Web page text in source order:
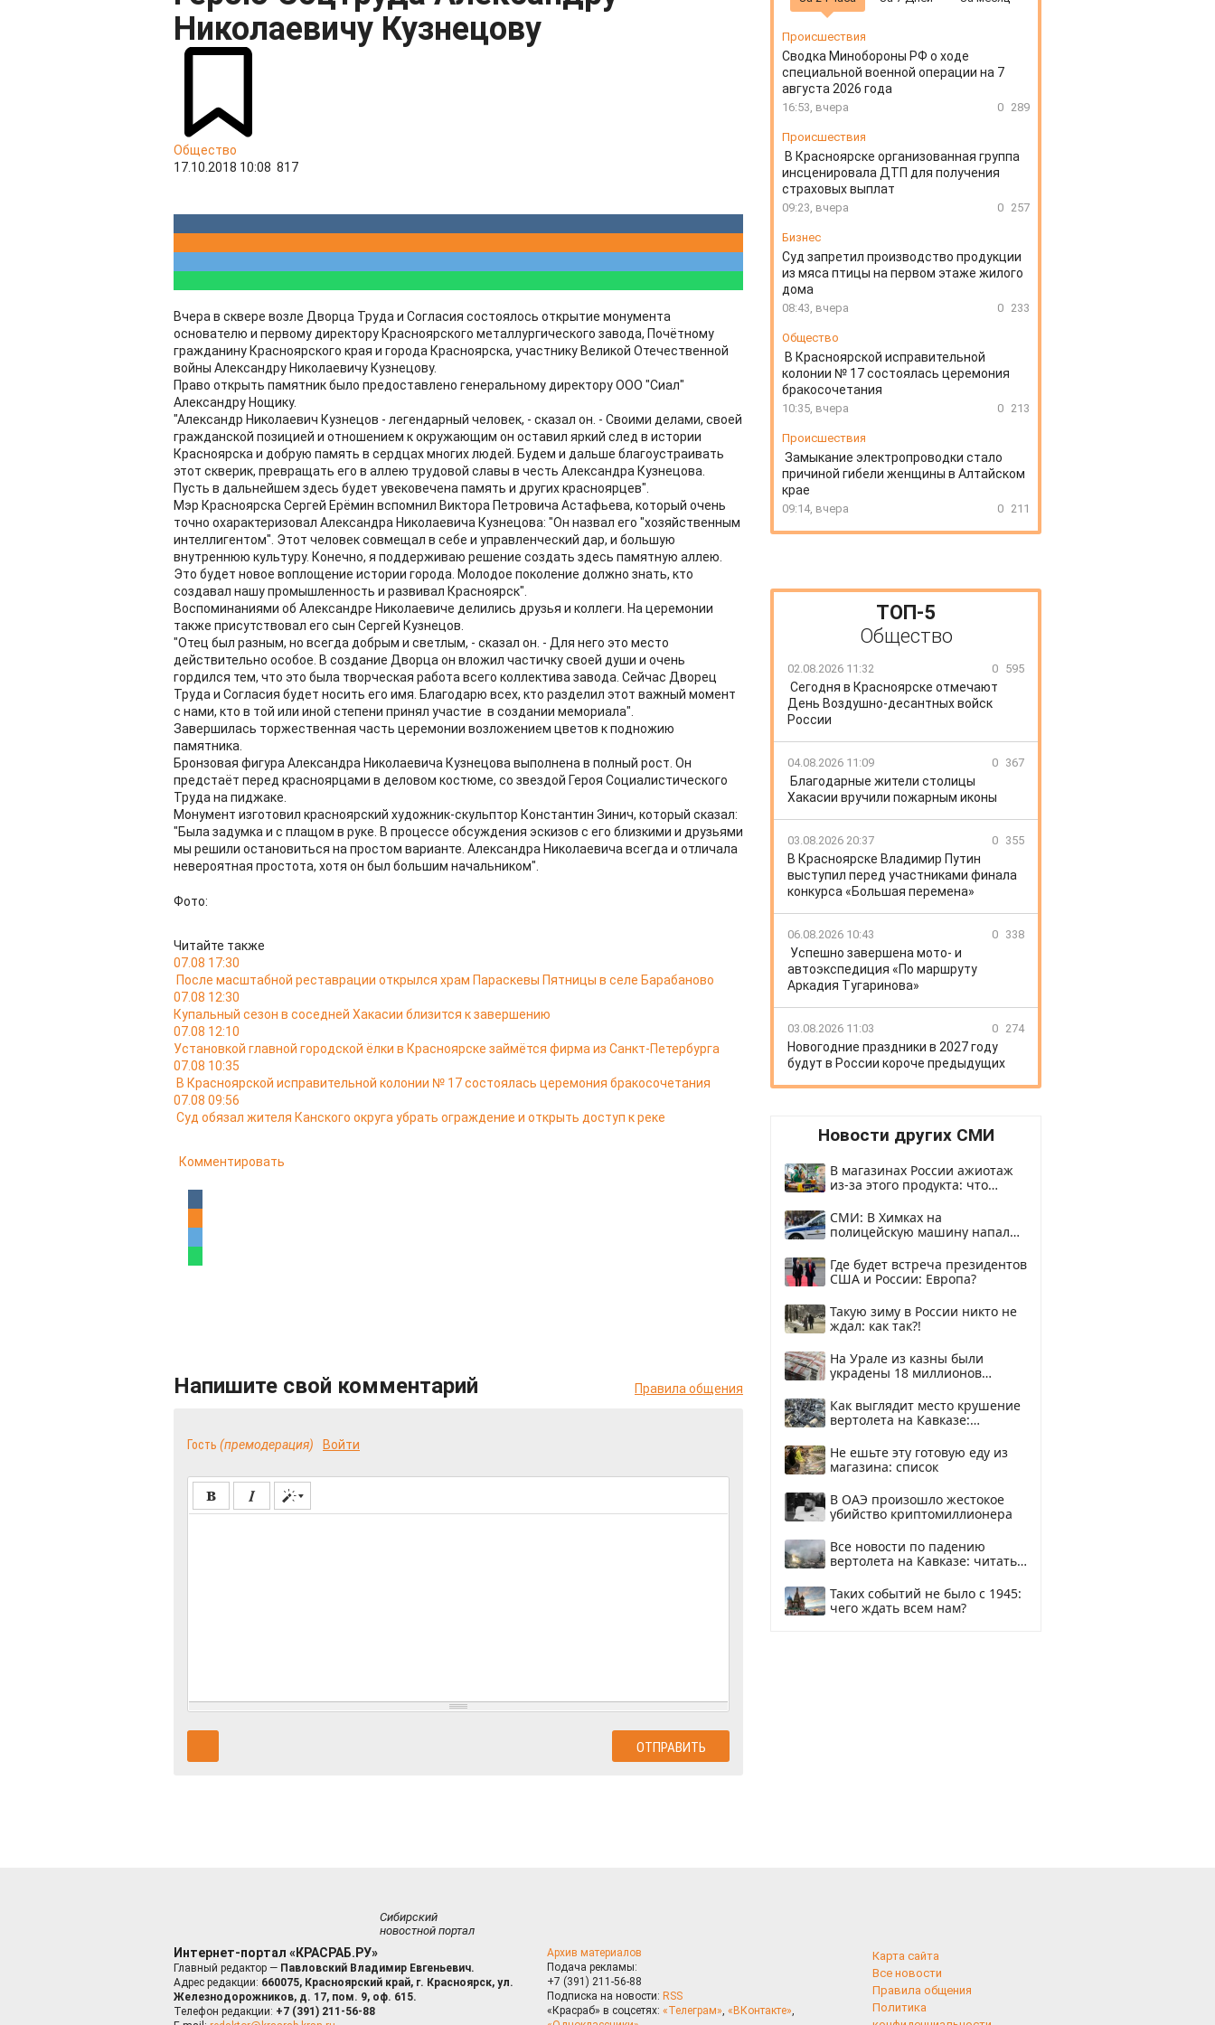
Николаевичу Кузнецову
Общество
17.10.2018 10:08 817
Вчера в сквере возле Дворца Труда и Согласия состоялось открытие монумента
основателю и первому директору Красноярского металлургического завода, Почётному
гражданину Красноярского края и города Красноярска, участнику Великой Отечественной
войны Александру Николаевичу Кузнецову.
Право открыть памятник было предоставлено генеральному директору ООО "Сиал"
Александру Нощику.
"Александр Николаевич Кузнецов - легендарный человек, - сказал он. - Своими делами, своей
гражданской позицией и отношением к окружающим он оставил яркий след в истории
Красноярска и добрую память в сердцах многих людей. Будем и дальше благоустраивать
этот скверик, превращать его в аллею трудовой славы в честь Александра Кузнецова.
Пусть в дальнейшем здесь будет увековечена память и других красноярцев".
Мэр Красноярска Сергей Ерёмин вспомнил Виктора Петровича Астафьева, который очень
точно охарактеризовал Александра Николаевича Кузнецова: "Он назвал его "хозяйственным
интеллигентом". Этот человек совмещал в себе и управленческий дар, и большую
внутреннюю культуру. Конечно, я поддерживаю решение создать здесь памятную аллею.
Это будет новое воплощение истории города. Молодое поколение должно знать, кто
создавал нашу промышленность и развивал Красноярск".
Воспоминаниями об Александре Николаевиче делились друзья и коллеги. На церемонии
также присутствовал его сын Сергей Кузнецов.
"Отец был разным, но всегда добрым и светлым, - сказал он. - Для него это место
действительно особое. В создание Дворца он вложил частичку своей души и очень
гордился тем, что это была творческая работа всего коллектива завода. Сейчас Дворец
Труда и Согласия будет носить его имя. Благодарю всех, кто разделил этот важный момент
с нами, кто в той или иной степени принял участие в создании мемориала".
Завершилась торжественная часть церемонии возложением цветов к подножию
памятника.
Бронзовая фигура Александра Николаевича Кузнецова выполнена в полный рост. Он
предстаёт перед красноярцами в деловом костюме, со звездой Героя Социалистического
Труда на пиджаке.
Монумент изготовил красноярский художник-скульптор Константин Зинич, который сказал:
"Была задумка и с плащом в руке. В процессе обсуждения эскизов с его близкими и друзьями
мы решили остановиться на простом варианте. Александра Николаевича всегда и отличала
невероятная простота, хотя он был большим начальником".
Фото:
Читайте также
07.08 17:30
После масштабной реставрации открылся храм Параскевы Пятницы в селе Барабаново
07.08 12:30
Купальный сезон в соседней Хакасии близится к завершению
07.08 12:10
Установкой главной городской ёлки в Красноярске займётся фирма из Санкт-Петербурга
07.08 10:35
В Красноярской исправительной колонии № 17 состоялась церемония бракосочетания
07.08 09:56
Суд обязал жителя Канского округа убрать ограждение и открыть доступ к реке
Комментировать
Напишите свой комментарий Правила общения
Гость (премодерация) Войти
Происшествия
Сводка Минобороны РФ о ходе
специальной военной операции на 7
августа 2026 года
16:53, вчера 0 289
Происшествия
В Красноярске организованная группа
инсценировала ДТП для получения
страховых выплат
09:23, вчера 0 257
Бизнес
Суд запретил производство продукции
из мяса птицы на первом этаже жилого
дома
08:43, вчера 0 233
Общество
В Красноярской исправительной
колонии № 17 состоялась церемония
бракосочетания
10:35, вчера 0 213
Происшествия
Замыкание электропроводки стало
причиной гибели женщины в Алтайском
крае
09:14, вчера 0 211
ТОП-5
Общество
02.08.2026 11:32 0 595
Сегодня в Красноярске отмечают
День Воздушно-десантных войск
России
04.08.2026 11:09 0 367
Благодарные жители столицы
Хакасии вручили пожарным иконы
03.08.2026 20:37 0 355
В Красноярске Владимир Путин
выступил перед участниками финала
конкурса «Большая перемена»
06.08.2026 10:43 0 338
Успешно завершена мото- и
автоэкспедиция «По маршруту
Аркадия Тугаринова»
03.08.2026 11:03 0 274
Новогодние праздники в 2027 году
будут в России короче предыдущих
Новости других СМИ
В магазинах России ажиотаж
из-за этого продукта: что
СМИ: В Химках на
полицейскую машину напали
Где будет встреча президентов
США и России: Европа?
Такую зиму в России никто не
ждал: как так?!
На Урале из казны были
украдены 18 миллионов
Как выглядит место крушение
вертолета на Кавказе:
Не ешьте эту готовую еду из
магазина: список
В ОАЭ произошло жестокое
убийство криптомиллионера
Все новости по падению
вертолета на Кавказе: читать
Таких событий не было с 1945:
чего ждать всем нам?
Сибирский
новостной портал
Интернет-портал «КРАСРАБ.РУ»
Главный редактор — Павловский Владимир Евгеньевич.
Адрес редакции: 660075, Красноярский край, г. Красноярск, ул.
Железнодорожников, д. 17, пом. 9, оф. 615.
Телефон редакции: +7 (391) 211-56-88
Архив материалов
Подача рекламы:
+7 (391) 211-56-88
Подписка на новости: RSS
«Красраб» в соцсетях: «Телеграм», «ВКонтакте»,
Карта сайта
Все новости
Правила общения
Политика